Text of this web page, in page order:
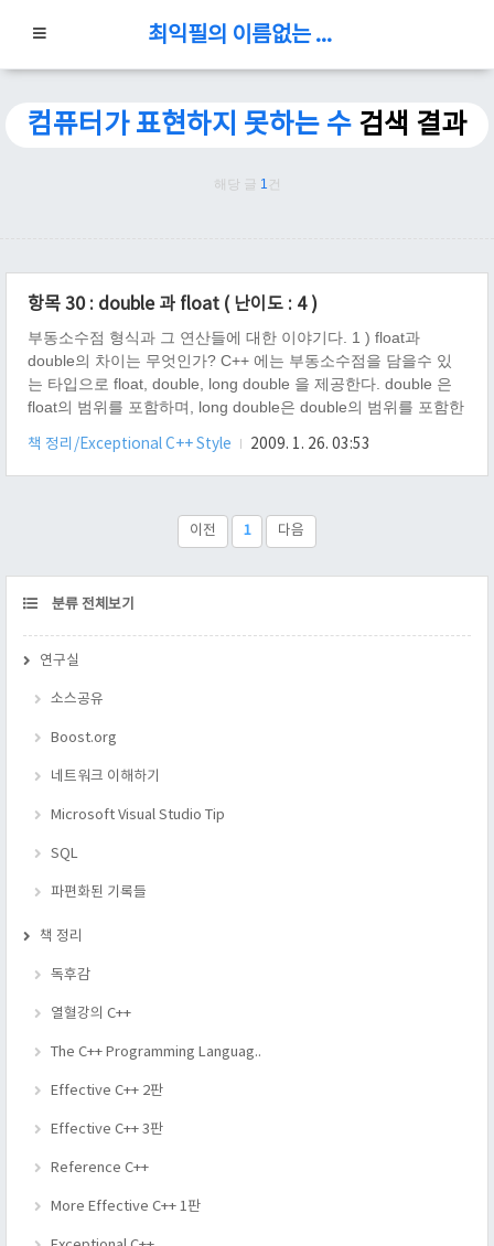
최익필의 이름없는 블로그
컴퓨터가 표현하지 못하는 수 검색 결과
해당 글 1 건
항목 30 : double 과 float ( 난이도 : 4 )
부동소수점 형식과 그 연산들에 대한 이야기다. 1 ) float과
double의 차이는 무엇인가? C++ 에는 부동소수점을 담을수 있
는 타입으로 float, double, long double 을 제공한다. double 은
float의 범위를 포함하며, long double은 double의 범위를 포함한
책 정리/Exceptional C++ Style
2009. 1. 26. 03:53
이전 1 다음
CATEGORY
분류 전체보기
연구실
소스공유
Boost.org
네트워크 이해하기
Microsoft Visual Studio Tip
SQL
파편화된 기록들
책 정리
독후감
열혈강의 C++
The C++ Programming Languag..
Effective C++ 2판
Effective C++ 3판
Reference C++
More Effective C++ 1판